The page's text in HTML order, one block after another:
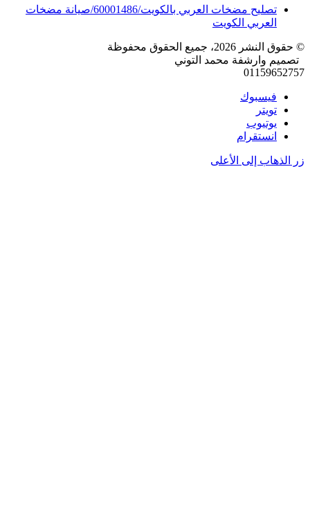
تصليح مضخات العربي بالكويت/60001486/صيانة مضخات
العربي الكويت
© حقوق النشر 2026، جميع الحقوق محفوظة
تصميم وارشفة محمد التوني
01159652757
فيسبوك
تويتر
يوتيوب
انستقرام
زر الذهاب إلى الأعلى